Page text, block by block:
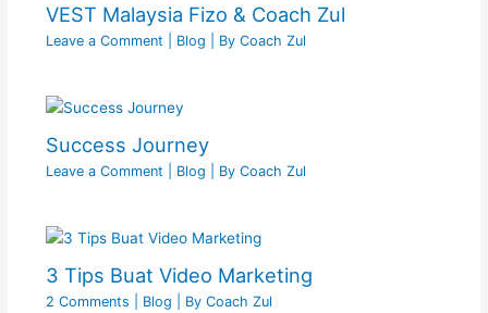
VEST Malaysia Fizo & Coach Zul
Leave a Comment Blog | By Coach Zul
Success Journey
Leave a Comment Blog | By Coach Zul
3 Tips Buat Video Marketing
2 Comments Blog | By Coach Zul